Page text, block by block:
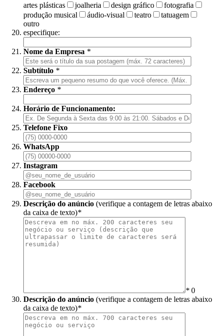
artes plásticas
joalheria design gráfico
fotografia
produção musical
áudio-visual teatro
tatuagem
outro
especifique:
Nome da Empresa *
Subtítulo *
Endereço *
Horário de Funcionamento:
Telefone Fixo
WhatsApp
Instagram
Facebook
Descrição do anúncio (verifique a contagem de letras abaixo
da caixa de texto)*
* 0
Descrição do anúncio (verifique a contagem de letras abaixo
da caixa de texto)*